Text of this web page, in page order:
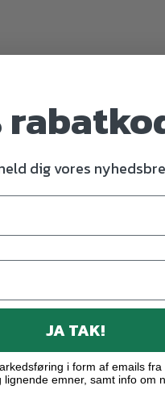
dig vores
JA TAK!
i form af emails fra
emner, samt info om